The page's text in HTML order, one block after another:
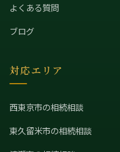
よくある質問
ブログ
対応エリア
西東京市の相続相談
東久留米市の相続相談